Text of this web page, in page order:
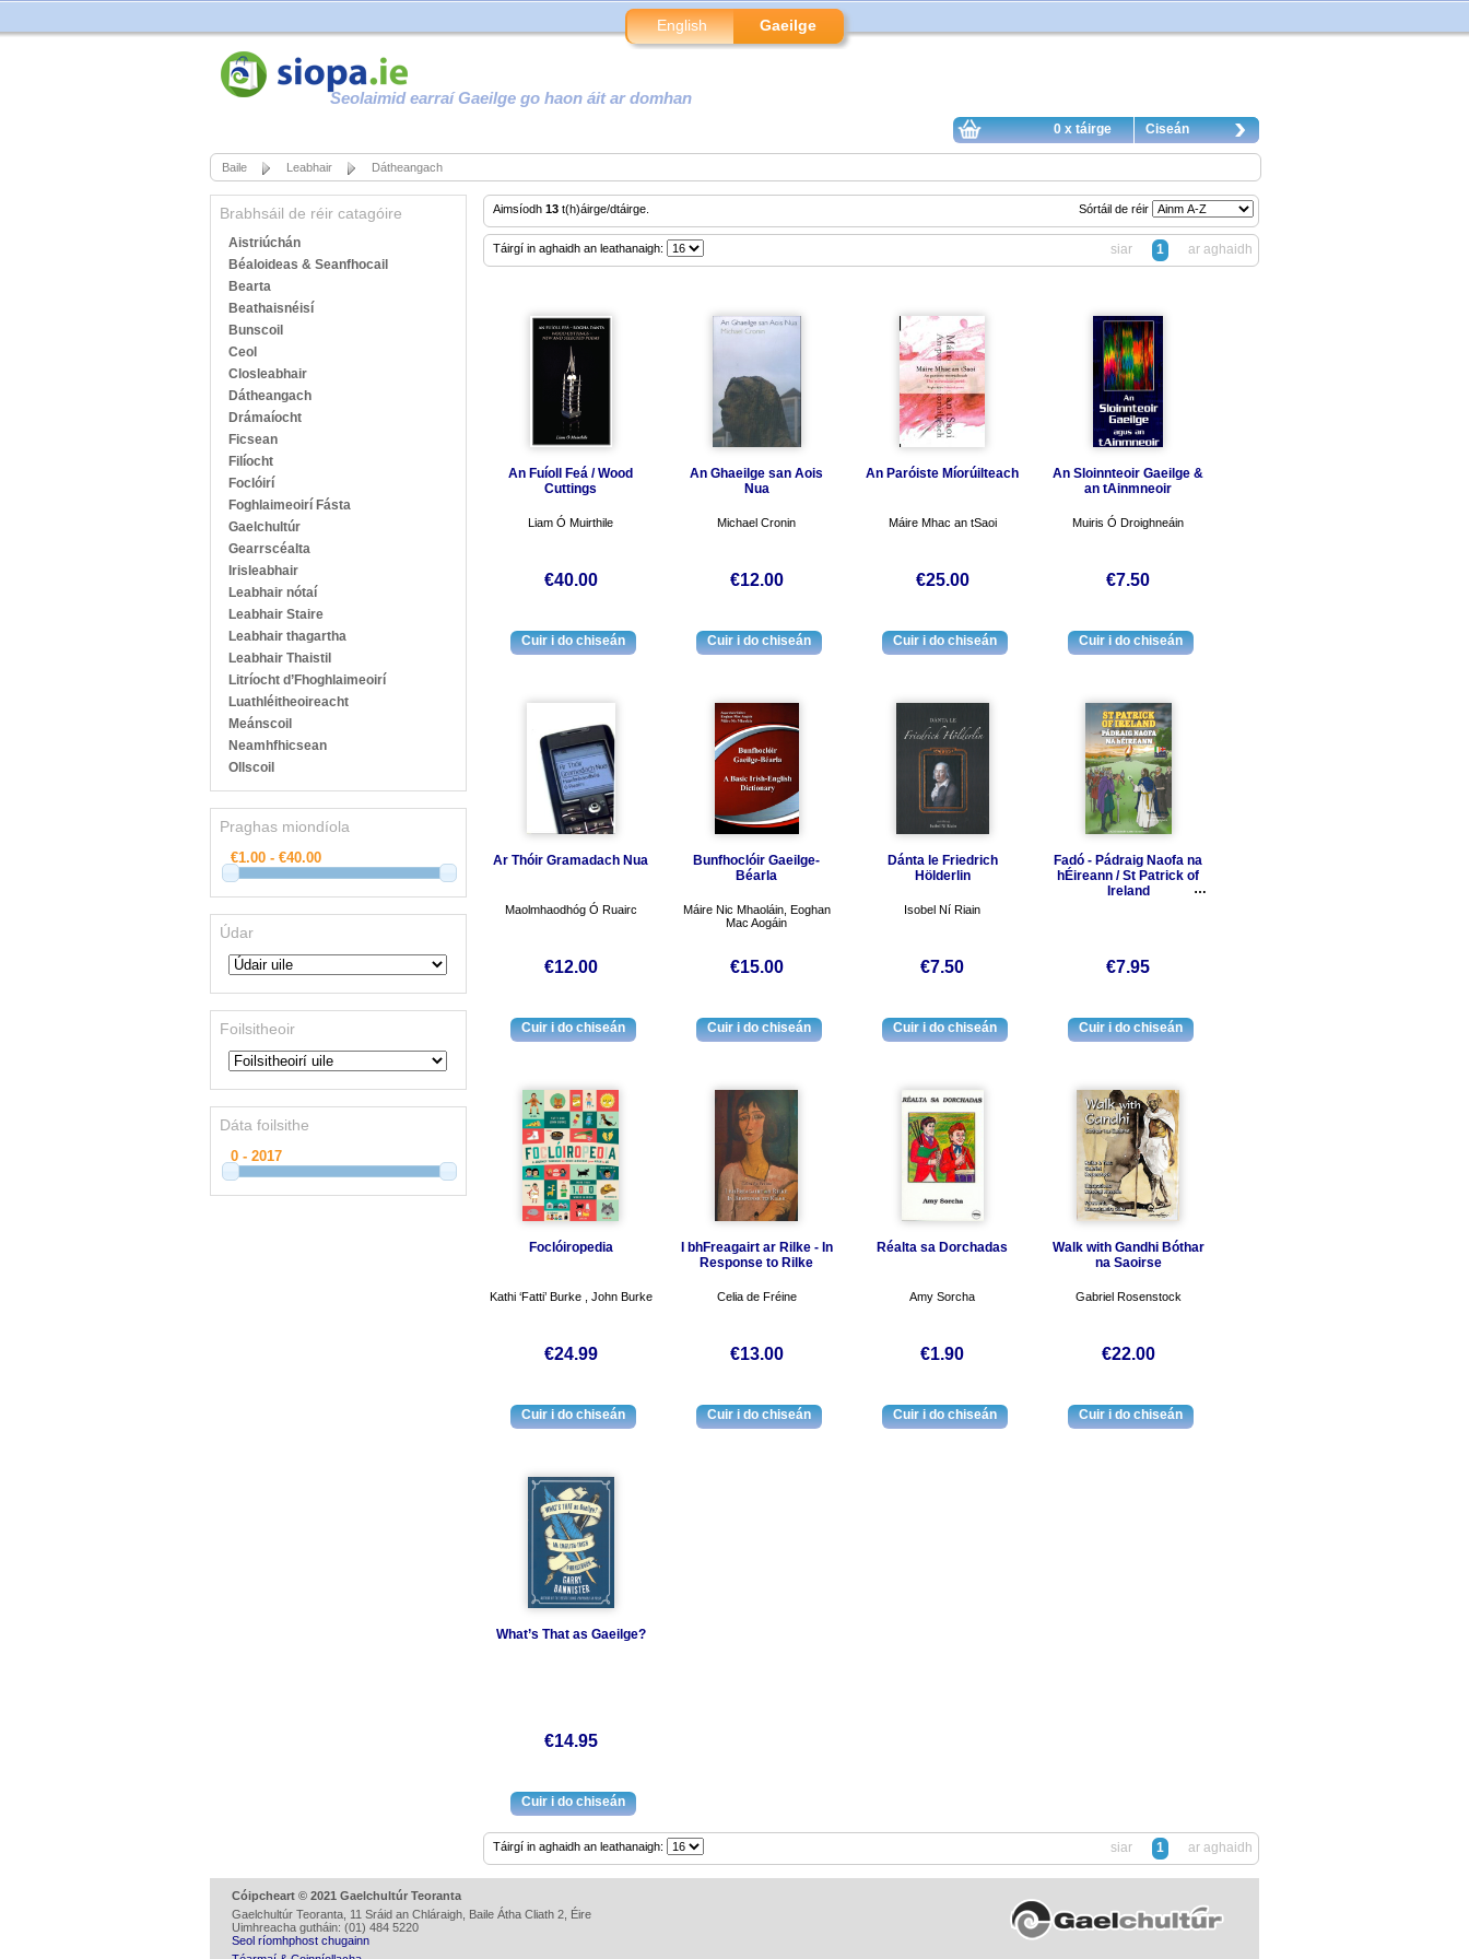
English Gaeilge
Seolaimid earraí Gaeilge go haon áit ar domhan
0 x táirge Ciseán
Baile Leabhair Dátheangach
Brabhsáil de réir catagóire
Aistriúchán
Béaloideas & Seanfhocail
Bearta
Beathaisnéisí
Bunscoil
Ceol
Closleabhair
Dátheangach
Drámaíocht
Ficsean
Filíocht
Foclóirí
Foghlaimeoirí Fásta
Gaelchultúr
Gearrscéalta
Irisleabhair
Leabhair nótaí
Leabhair Staire
Leabhair thagartha
Leabhair Thaistil
Litríocht d’Fhoghlaimeoirí
Luathléitheoireacht
Meánscoil
Neamhfhicsean
Ollscoil
Praghas miondíola
Údar
Foilsitheoir
Dáta foilsithe
Aimsíodh 13 t(h)áirge/dtáirge. Sórtáil de réir
siar 1 ar aghaidh
Táirgí in aghaidh an leathanaigh:
An Fuíoll Feá / Wood
Cuttings
Liam Ó Muirthile
€40.00
An Ghaeilge san Aois
Nua
Michael Cronin
€12.00
An Paróiste Míorúilteach
Máire Mhac an tSaoi
€25.00
An Sloinnteoir Gaeilge &
an tAinmneoir
Muiris Ó Droighneáin
€7.50
Ar Thóir Gramadach Nua
Maolmhaodhóg Ó Ruairc
€12.00
Bunfhoclóir Gaeilge-
Béarla
Máire Nic Mhaoláin, Eoghan
Mac Aogáin
€15.00
Dánta le Friedrich
Hölderlin
Isobel Ní Riain
€7.50
Fadó - Pádraig Naofa na
hÉireann / St Patrick of
Ireland
€7.95
Foclóiropedia
Kathi ‘Fatti’ Burke , John Burke
€24.99
I bhFreagairt ar Rilke - In
Response to Rilke
Celia de Fréine
€13.00
Réalta sa Dorchadas
Amy Sorcha
€1.90
Walk with Gandhi Bóthar
na Saoirse
Gabriel Rosenstock
€22.00
What’s That as Gaeilge?
€14.95
siar 1 ar aghaidh
Táirgí in aghaidh an leathanaigh:
Cóipcheart © 2021 Gaelchultúr Teoranta
Gaelchultúr Teoranta, 11 Sráid an Chláraigh, Baile Átha Cliath 2, Éire
Uimhreacha gutháin: (01) 484 5220
Seol ríomhphost chugainn